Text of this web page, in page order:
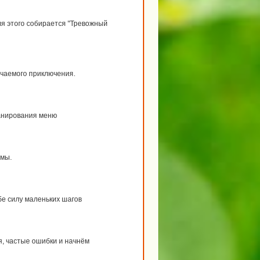
этого собирается "Тревожный
приключения.
меню
силу маленьких шагов
частые ошибки и начнём